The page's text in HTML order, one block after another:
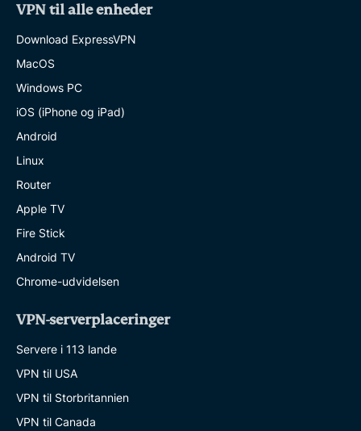
VPN til alle enheder
Download ExpressVPN
MacOS
Windows PC
iOS (iPhone og iPad)
Android
Linux
Router
Apple TV
Fire Stick
Android TV
Chrome-udvidelsen
VPN-serverplaceringer
Servere i 113 lande
VPN til USA
VPN til Storbritannien
VPN til Canada